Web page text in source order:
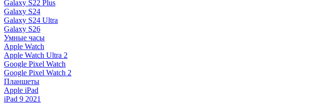
Galaxy S22 Plus
Galaxy S24
Galaxy S24 Ultra
Galaxy S26
Умные часы
Apple Watch
Apple Watch Ultra 2
Google Pixel Watch
Google Pixel Watch 2
Планшеты
Apple iPad
iPad 9 2021